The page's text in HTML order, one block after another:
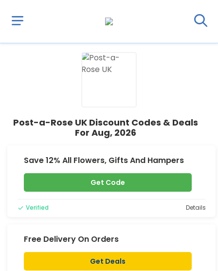
Post-a-Rose UK Discount Codes & Deals
For Aug, 2026
Save 12% All Flowers, Gifts And Hampers
Get Code
Verified Details
Free Delivery On Orders
Get Deals